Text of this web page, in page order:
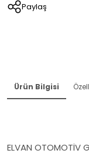
Paylaş
Ürün Bilgisi
ELVAN OTOMOTİV